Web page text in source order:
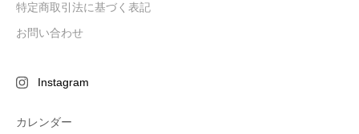
特定商取引法に基づく表記
お問い合わせ
Instagram
カレンダー